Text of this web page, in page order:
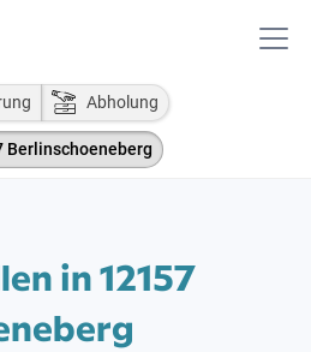
Abholung
Berlinschoeneberg
in 12157